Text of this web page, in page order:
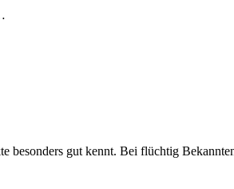
besonders gut kennt. Bei flüchtig